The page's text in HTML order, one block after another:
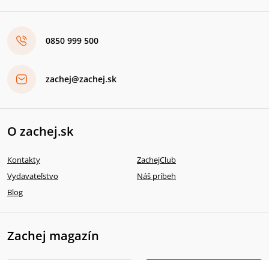
0850 999 500
zachej@zachej.sk
O zachej.sk
Kontakty
ZachejClub
Vydavateľstvo
Náš príbeh
Blog
Zachej magazín